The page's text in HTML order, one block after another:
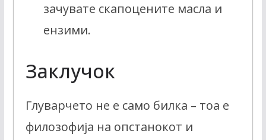
зачувате скапоцените масла и
ензими.
Заклучок
Глуварчето не е само билка – тоа е
филозофија на опстанокот и